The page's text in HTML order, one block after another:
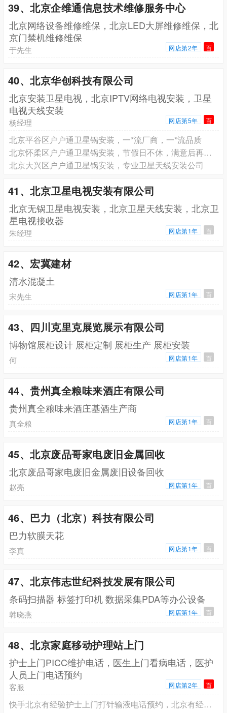
39、北京企维通信息技术维修服务中心
北京网络设备维修维保，北京LED大屏维修维保，北
京门禁机维修维保
于先生 网店第2年 百
40、北京华创科技有限公司
北京安装卫星电视，北京IPTV网络电视安装，卫星
电视天线安装
杨经理 网店第5年 百
北京平谷区户户通卫星锅安装，一*流厂商，一*流品质
北京怀柔区户户通卫星锅安装，节假日不休，满意后再付款
北京大兴区户户通卫星锅安装，专业卫星天线安装公司
41、北京卫星电视安装有限公司
北京无锅卫星电视安装，北京卫星天线安装，北京卫
星电视接收器
朱经理 网店第1年 百
42、宏冀建材
清水混凝土
宋先生 网店第1年 百
43、四川克里克展览展示有限公司
博物馆展柜设计 展柜定制 展柜生产 展柜安装
何 网店第1年 百
44、贵州真全粮味来酒庄有限公司
贵州真全粮味来酒庄基酒生产商
真全粮 网店第1年 百
45、北京废品哥家电废旧金属回收
北京废品哥家电废旧金属废旧设备回收
赵亮 网店第1年 百
46、巴力（北京）科技有限公司
巴力软膜天花
李真 网店第1年 百
47、北京伟志世纪科技发展有限公司
条码扫描器 标签打印机 数据采集PDA等办公设备
韩晓燕 网店第1年 百
48、北京家庭移动护理站上门
护士上门PICC维护电话，医生上门看病电话，医护
人员上门电话预约
客服 网店第2年 百
快手北京有经验护士上门打针输液电话预约，北京有经验护士上门换药拆线电话预约，北京有经验护士上门PICC维护电话预约